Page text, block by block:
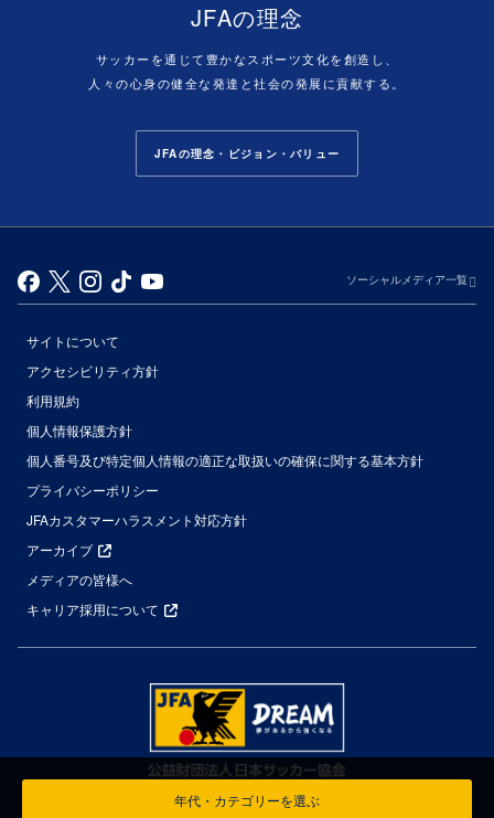
JFAの理念
サッカーを通じて豊かなスポーツ文化を創造し、
人々の心身の健全な発達と社会の発展に貢献する。
JFAの理念・ビジョン・バリュー
ソーシャルメディア一覧
サイトについて
アクセシビリティ方針
利用規約
個人情報保護方針
個人番号及び特定個人情報の適正な取扱いの確保に関する基本方針
プライバシーポリシー
JFAカスタマーハラスメント対応方針
アーカイブ
メディアの皆様へ
キャリア採用について
© Japan Football Association All Rights Reserved.
年代・カテゴリーを選ぶ